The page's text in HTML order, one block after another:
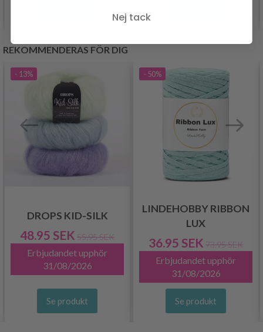
REKOMMENDERAS FÖR DIG
- 13%
DROPS KID-SILK
48.95 SEK 55.95 SEK
Erbjudandet upphör
31/08/2026
Se produkt
- 50%
LINDEHOBBY RIBBON
LUX
36.95 SEK 73.95 SEK
Erbjudandet upphör
31/08/2026
Se produkt
Nej tack